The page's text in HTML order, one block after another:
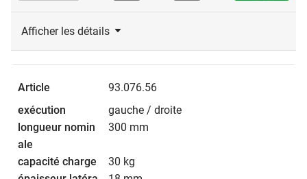
Afficher les détails
93.076.56
gauche / droite
300 mm
30 kg